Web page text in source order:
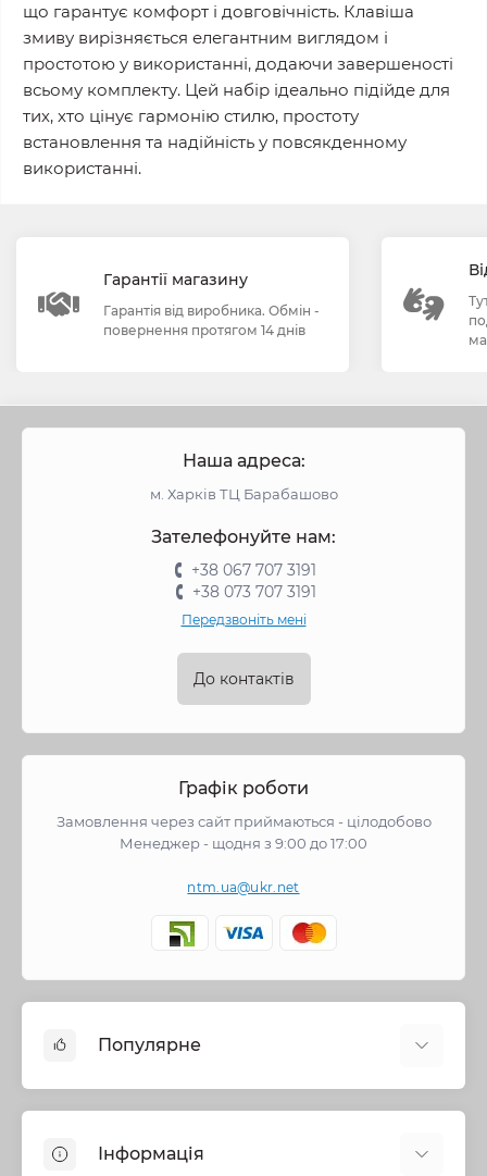
що гарантує комфорт і довговічність. Клавіша
змиву вирізняється елегантним виглядом і
простотою у використанні, додаючи завершеності
всьому комплекту. Цей набір ідеально підійде для
тих, хто цінує гармонію стилю, простоту
встановлення та надійність у повсякденному
використанні.
Гарантії магазину
Гарантія від виробника. Обмін -
повернення протягом 14 днів
Наша адреса:
м. Харків ТЦ Барабашово
Зателефонуйте нам:
+38 067 707 3191
+38 073 707 3191
Передзвоніть мені
До контактів
Графік роботи
Замовлення через сайт приймаються - цілодобово
Менеджер - щодня з 9:00 до 17:00
ntm.ua@ukr.net
Популярне
Запірна арматура
Інформація